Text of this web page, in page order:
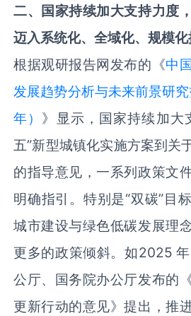
二、 国家持续加大支持力度
迈入系统化、全域化、规模
根据观研报告网发布的《中
发展趋势分析与未来前景研
年） 》显示，国家持续加大
五”新型城镇化实施方案到关
的指导意见，一系列政策文
明确指引。特别是“双碳”目
城市建设与绿色低碳发展理
更多的政策倾斜。如2025
公厅、国务院办公厅发布的
更新行动的意见》提出，推